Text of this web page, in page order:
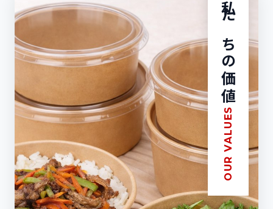
私たちの価値
OUR VALUES